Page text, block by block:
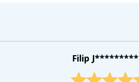
Filip J*********